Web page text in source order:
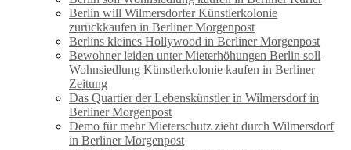
Berlin will Wilmersdorfer Künstlerkolonie
zurückkaufen in Berliner Morgenpost
Berlins kleines Hollywood in Berliner Morgenpost
Bewohner leiden unter Mieterhöhungen Berlin soll
Wohnsiedlung Künstlerkolonie kaufen in Berliner
Zeitung
Das Quartier der Lebenskünstler in Wilmersdorf in
Berliner Morgenpost
Demo für mehr Mieterschutz zieht durch Wilmersdorf
in Berliner Morgenpost